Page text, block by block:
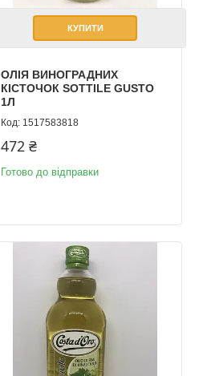
КУПИТИ
ОЛІЯ ВИНОГРАДНИХ
КІСТОЧОК SOTTILE GUSTO
1Л
1517583818
472 ₴
Готово до відправки